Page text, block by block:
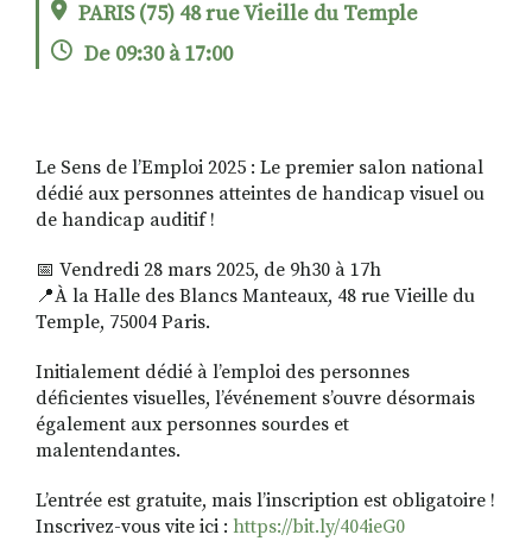
ROSÉE DE MAI
S'INSCRIRE À LA NEWSLETTER
FACEBOOK
PARIS (75) 48 rue Vieille du Temple
De 09:30 à 17:00
Le Sens de l’Emploi 2025 : Le premier salon national
dédié aux personnes atteintes de handicap visuel ou
de handicap auditif !
📅 Vendredi 28 mars 2025, de 9h30 à 17h
📍À la Halle des Blancs Manteaux, 48 rue Vieille du
Temple, 75004 Paris.
Initialement dédié à l’emploi des personnes
déficientes visuelles, l’événement s’ouvre désormais
également aux personnes sourdes et
malentendantes.
L’entrée est gratuite, mais l’inscription est obligatoire !
Inscrivez-vous vite ici : https://bit.ly/404ieG0